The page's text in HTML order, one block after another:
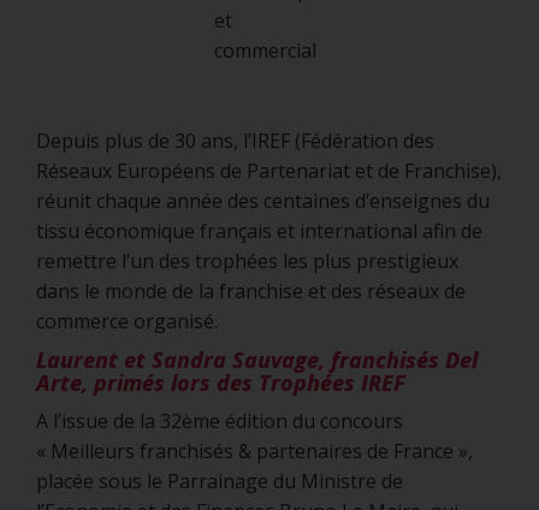
et
commercial
Depuis plus de 30 ans, l’IREF (Fédération des
Réseaux Européens de Partenariat et de Franchise),
réunit chaque année des centaines d’enseignes du
tissu économique français et international afin de
remettre l’un des trophées les plus prestigieux
dans le monde de la franchise et des réseaux de
commerce organisé.
Laurent et Sandra Sauvage, franchisés Del
Arte, primés lors des Trophées IREF
A l’issue de la 32ème édition du concours
« Meilleurs franchisés & partenaires de France »,
placée sous le Parrainage du Ministre de